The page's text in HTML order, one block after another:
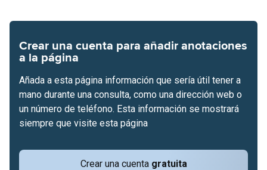
Crear una cuenta para añadir anotaciones
a la página
Crear una cuenta gratuita
Añada a esta página información que sería útil tener a
mano durante una consulta, como una dirección web o
un número de teléfono. Esta información se mostrará
siempre que visite esta página